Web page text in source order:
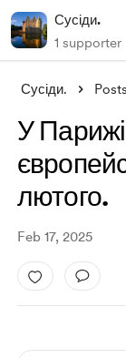
Сусіди.
1 supporter
Сусіди. Posts
У
лютого.
Feb 17, 2025